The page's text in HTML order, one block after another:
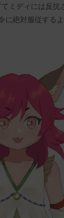
ミディには反抗
絶対服従するよ